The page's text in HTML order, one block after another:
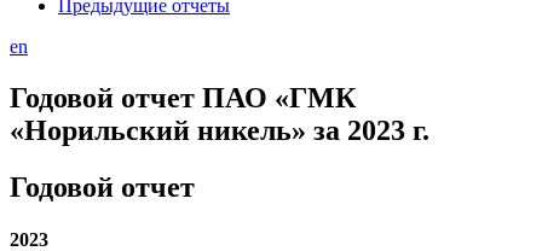
Предыдущие отчеты
en
Годовой отчет ПАО «ГМК
«Норильский никель» за 2023 г.
Годовой отчет
2023